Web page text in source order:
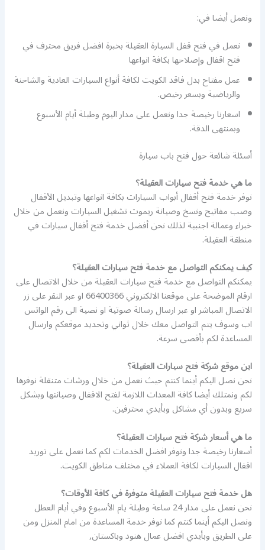
ونعمل أيضا في:
نعمل في فتح قفل السيارة العقيلة بخبرة افضل فريق محترف في
فتح اقفال وإصلاحها بكافة انواعها
عمل مفتاح بدل فاقد الكويت لكافة أنواع السيارات العادية والشاحنة
والرياضية وبسعر رخيص.
اسعارنا رخيصة جدا ونعمل على مدار اليوم وطيلة أيام الأسبوع
وبمنتهى الدقة.
أسئلة شائعة حول فتح باب سيارة
ما هي خدمة فتح سيارات العقيلة؟
نوفر خدمة فتح أقفال أبواب السيارات بكافة انواعها وتبديل الأقفال
وصب مفاتيح ونسخ وصيانة ريموت تشغيل السيارات ونعمل من خلال
خبراء وعمالة اجنبية لذلك نحن أفضل خدمة فتح أقفال سيارات في
منطقة العقيلة.
كيف يمكنكم التواصل مع خدمة فتح سيارات العقيلة؟
يمكنكم التواصل مع خدمة فتح سيارات العقيلة من خلال الاتصال على
ارقام الموضحة على موقعنا الالكتروني 66400366 او عبر النقر على زر
الاتصال المباشر او عبر ارسال رسالة صوتية او نصية الى رقم الواتس
اب وسوف يتم التواصل معك خلال ثواني وتحديد موقعكم وارسال
المساعدة لكم بأقصى سرعة.
اين موقع شركة فتح سيارات العقيلة؟
نحن نصل اليكم أينما كنتم حيث نعمل من خلال ورشات متنقلة نوفرها
لكم ونمتلك أيضا كافة المعدات اللازمة لفتح الاقفال وصيانتها وبشكل
سريع وبدون أي مشاكل وبأيدي محترفين.
ما هي أسعار شركة فتح سيارات العقيلة؟
أسعارنا رخيصة جدا ونوفر افضل الخدمات لكم كما نعمل على توريد
اقفال السيارات لكافة العملاء في مختلف مناطق الكويت.
هل خدمة فتح سيارات العقيلة متوفرة في كافة الأوقات؟
نحن نعمل على مدار 24 ساعة وطيلة يام الأسبوع وفي أيام العطل
ونصل اليكم أينما كنتم كما نوفر خدمة المساعدة من امام المنزل ومن
على الطريق وبأيدي افضل عمال هنود وباكستان,